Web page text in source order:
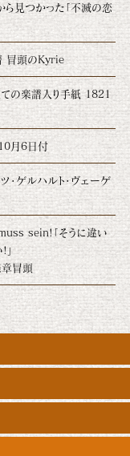
見つかった「不滅の恋
冒頭のKyrie
ての楽譜入り手紙 1821
10月6日付
・ゲルハルト・ヴェーゲ
sein!「そうに違い
冒頭